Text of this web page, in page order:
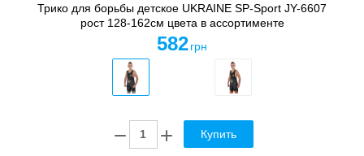
Трико для борьбы детское UKRAINE SP-Sport JY-6607
рост 128-162см цвета в ассортименте
582 грн
Купить